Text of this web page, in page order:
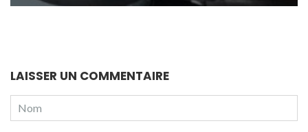
LAISSER UN COMMENTAIRE